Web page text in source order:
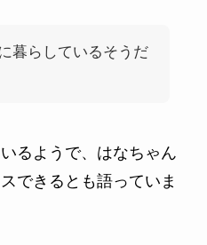
暮らしているそうだ
るようで、はなちゃん
できるとも語っていま